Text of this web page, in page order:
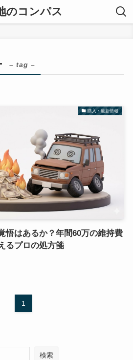
のコンパス
– tag –
購入・最新情報
悟はあるか？年間60万の維持費
るプロの処方箋
1
検索